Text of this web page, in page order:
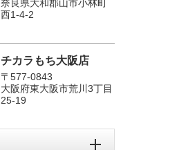
奈良県大和郡山市小林町
西1-4-2
チカラもち大阪店
〒577-0843
大阪府東大阪市荒川3丁目
25-19